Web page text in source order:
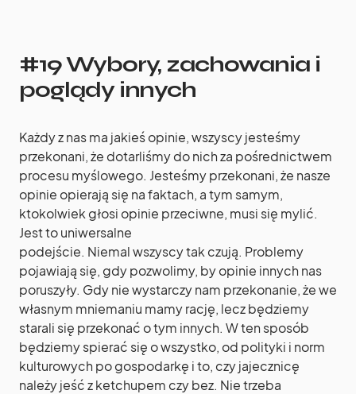
#19 Wybory, zachowania i
poglądy innych
Każdy z nas ma jakieś opinie, wszyscy jesteśmy
przekonani, że dotarliśmy do nich za pośrednictwem
procesu myślowego. Jesteśmy przekonani, że nasze
opinie opierają się na faktach, a tym samym,
ktokolwiek głosi opinie przeciwne, musi się mylić.
Jest to uniwersalne
podejście. Niemal wszyscy tak czują. Problemy
pojawiają się, gdy pozwolimy, by opinie innych nas
poruszyły. Gdy nie wystarczy nam przekonanie, że we
własnym mniemaniu mamy rację, lecz będziemy
starali się przekonać o tym innych. W ten sposób
będziemy spierać się o wszystko, od polityki i norm
kulturowych po gospodarkę i to, czy jajecznicę
należy jeść z ketchupem czy bez. Nie trzeba